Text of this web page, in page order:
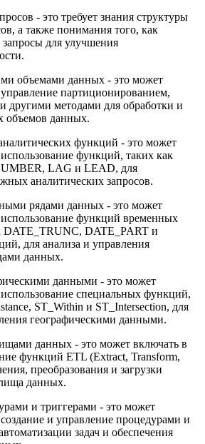
- это требует знания структуры
а также понимания того, как
для улучшения
объемами данных - это может
партиционированием,
другими методами для обработки и
объемов данных.
функций - это может
функций, таких как
LAG и LEAD, для
аналитических запросов.
рядами данных - это может
использование функций временных
DATE_TRUNC, DATE_PART и
для анализа и управления
данных.
данными - это может
специальных функций,
ST_Within и ST_Intersection, для
географическими данными.
данных - это может включать в
функций ETL (Extract, Transform,
преобразования и загрузки
данных.
и триггерами - это может
и управление процедурами и
задач и обеспечения